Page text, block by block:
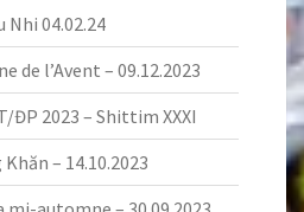
Nhi 04.02.24
de l’Avent – 09.12.2023
ĐP 2023 – Shittim XXXI
– 14.10.2023